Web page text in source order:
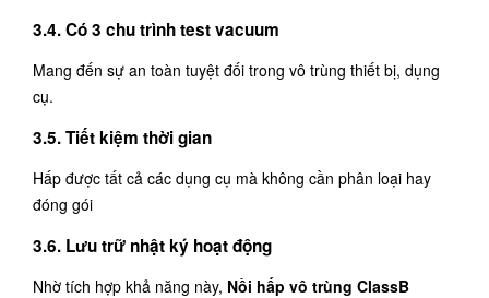
3.4. Có 3 chu trình test vacuum
Mang đến sự an toàn tuyệt đối trong vô trùng thiết bị, dụng
cụ.
3.5. Tiết kiệm thời gian
Hấp được tất cả các dụng cụ mà không cần phân loại hay
đóng gói
3.6. Lưu trữ nhật ký hoạt động
Nhờ tích hợp khả năng này, Nồi hấp vô trùng ClassB